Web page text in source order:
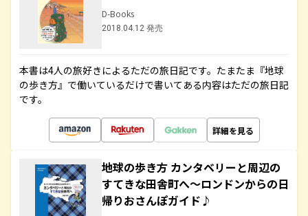
D-Books
2018.04.12 発売
本書は4人の旅好きによるただの旅日記です。たまたま『地球
の歩き方』で働いているだけで書いてある内容はただの旅日記
です。
詳細を見る
地球の歩き方 カンタベリーと周辺の
すてきな田舎町へ～ロンドンからの日
帰りおさんぽガイド♪